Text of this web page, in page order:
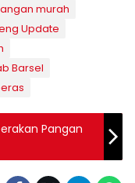
murah
Update
Barsel
Pangan